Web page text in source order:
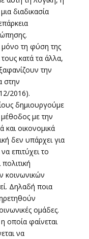
διαδικασία
μόνο τη φύση της
τους κατά τα άλλα,
την
στην
2016).
δημιουργούμε
με την
και οικονομικά
δεν υπάρχει για
να επιτύχει το
κοινωνικών
Δηλαδή ποια
ομάδες.
οποία φαίνεται
να